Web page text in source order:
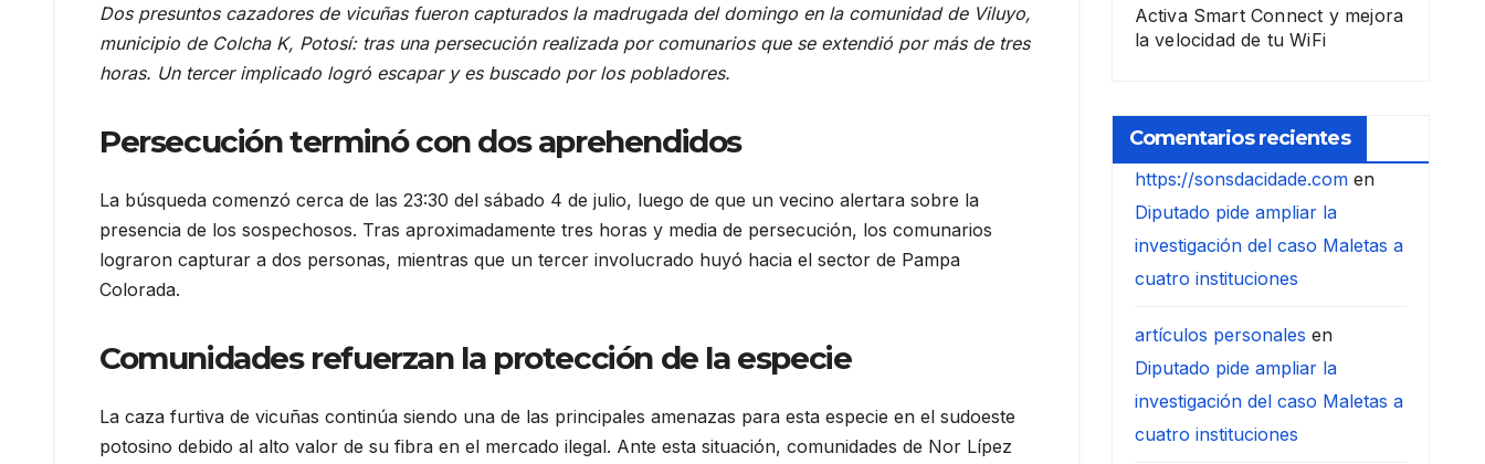
Dos presuntos cazadores de vicuñas fueron capturados la madrugada del domingo en la comunidad de Viluyo,
municipio de Colcha K, Potosí: tras una persecución realizada por comunarios que se extendió por más de tres
horas. Un tercer implicado logró escapar y es buscado por los pobladores.
Persecución terminó con dos aprehendidos
La búsqueda comenzó cerca de las 23:30 del sábado 4 de julio, luego de que un vecino alertara sobre la
presencia de los sospechosos. Tras aproximadamente tres horas y media de persecución, los comunarios
lograron capturar a dos personas, mientras que un tercer involucrado huyó hacia el sector de Pampa
Colorada.
Comunidades refuerzan la protección de la especie
La caza furtiva de vicuñas continúa siendo una de las principales amenazas para esta especie en el sudoeste
potosino debido al alto valor de su fibra en el mercado ilegal. Ante esta situación, comunidades de Nor Lípez
Activa Smart Connect y mejora
la velocidad de tu WiFi
Comentarios recientes
https://sonsdacidade.comen
Diputado pide ampliar la
investigación del caso Maletas a
cuatro instituciones
artículos personales en
Diputado pide ampliar la
investigación del caso Maletas a
cuatro instituciones